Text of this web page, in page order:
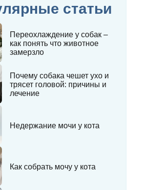
статьи
Переохлаждение у собак –
как понять что животное
замерзло
Почему собака чешет ухо и
трясет головой: причины и
лечение
Недержание мочи у кота
Как собрать мочу у кота